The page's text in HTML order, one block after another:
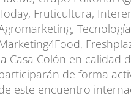
Fruticultura,
Casa Colón en calidad
de forma
este encuentro